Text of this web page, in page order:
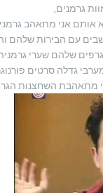
אותם אני מתאהב
עם הבירות
שלהם שערי
מתאהבת השחצנות הגר,